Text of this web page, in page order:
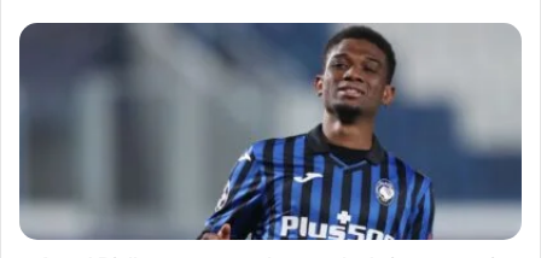
?
Amad
parcours,
et
avenir